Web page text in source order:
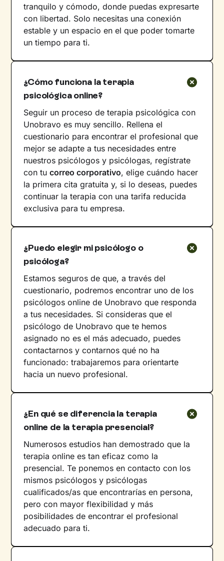
tranquilo y cómodo, donde puedas expresarte
con libertad. Solo necesitas una conexión
estable y un espacio en el que poder tomarte
un tiempo para ti.
¿Cómo funciona la terapia
psicológica online?
Seguir un proceso de terapia psicológica con
Unobravo es muy sencillo. Rellena el
cuestionario para encontrar el profesional que
mejor se adapte a tus necesidades entre
nuestros psicólogos y psicólogas, regístrate
con tucorreo corporativo, elige cuándo hacer
la primera cita gratuita y, si lo deseas, puedes
continuar la terapia con una tarifa reducida
exclusiva para tu empresa.
¿Puedo elegir mi psicólogo o
psicóloga?
Estamos seguros de que, a través del
cuestionario, podremos encontrar uno de los
psicólogos online de Unobravo que responda
a tus necesidades. Si consideras que el
psicólogo de Unobravo que te hemos
asignado no es el más adecuado, puedes
contactarnos y contarnos qué no ha
funcionado: trabajaremos para orientarte
hacia un nuevo profesional.
¿En qué se diferencia la terapia
online de la terapia presencial?
Numerosos estudios han demostrado que la
terapia online es tan eficaz como la
presencial. Te ponemos en contacto con los
mismos psicólogos y psicólogas
cualificados/as que encontrarías en persona,
pero con mayor flexibilidad y más
posibilidades de encontrar el profesional
adecuado para ti.